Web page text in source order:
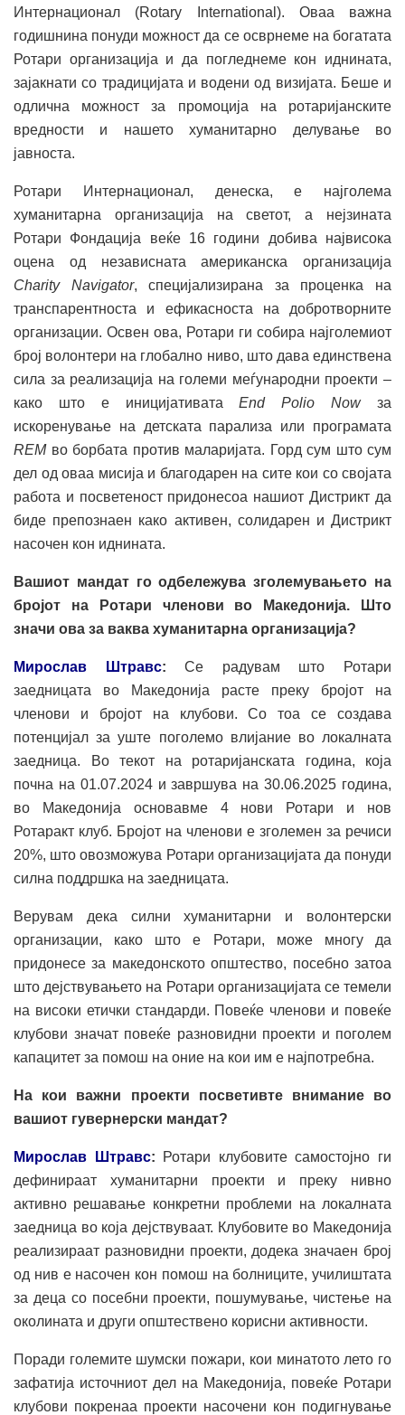
Интернационал (Rotary International). Оваа важна
годишнина понуди можност да се осврнеме на богатата
Ротари организација и да погледнеме кон иднината,
зајакнати со традицијата и водени од визијата. Беше и
одлична можност за промоција на ротаријанските
вредности и нашето хуманитарно делување во
јавноста.
Ротари Интернационал, денеска, е најголема
хуманитарна организација на светот, а нејзината
Ротари Фондација веќе 16 години добива највисока
оцена од независната американска организација
Charity Navigator, специјализирана за проценка на
транспарентноста и ефикасноста на добротворните
организации. Освен ова, Ротари ги собира најголемиот
број волонтери на глобално ниво, што дава единствена
сила за реализација на големи меѓународни проекти –
како што е иницијативатаEnd Polio Nowза
искоренување на детската парализа или програмата
REMво борбата против маларијата. Горд сум што сум
дел од оваа мисија и благодарен на сите кои со својата
работа и посветеност придонесоа нашиот Дистрикт да
биде препознаен како активен, солидарен и Дистрикт
насочен кон иднината.
Вашиот мандат го одбележува зголемувањето на
бројот на Ротари членови во Македонија. Што
значи ова за ваква хуманитарна организација?
Мирослав Штравс:Се радувам што Ротари
заедницата во Македонија расте преку бројот на
членови и бројот на клубови. Со тоа се создава
потенцијал за уште поголемо влијание во локалната
заедница. Во текот на ротаријанската година, која
почна на 01.07.2024 и завршува на 30.06.2025 година,
во Македонија основавме 4 нови Ротари и нов
Ротаракт клуб. Бројот на членови е зголемен за речиси
20%, што овозможува Ротари организацијата да понуди
силна поддршка на заедницата.
Верувам дека силни хуманитарни и волонтерски
организации, како што е Ротари, може многу да
придонесе за македонското општество, посебно затоа
што дејствувањето на Ротари организацијата се темели
на високи етички стандарди. Повеќе членови и повеќе
клубови значат повеќе разновидни проекти и поголем
капацитет за помош на оние на кои им е најпотребна.
На кои важни проекти посветивте внимание во
вашиот гувернерски мандат?
Мирослав Штравс:
Ротари клубовите самостојно ги
дефинираат хуманитарни проекти и преку нивно
активно решавање конкретни проблеми на локалната
заедница во која дејствуваат. Клубовите во Македонија
реализираат разновидни проекти, додека значаен број
од нив е насочен кон помош на болниците, училиштата
за деца со посебни проекти, пошумување, чистење на
околината и други општествено корисни активности.
Поради големите шумски пожари, кои минатото лето го
зафатија источниот дел на Македонија, повеќе Ротари
клубови покренаа проекти насочени кон подигнување